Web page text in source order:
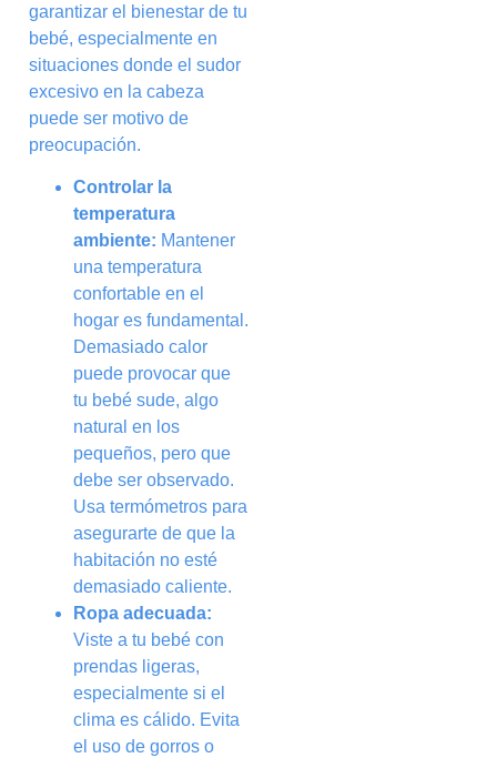
garantizar el bienestar de tu
bebé, especialmente en
situaciones donde el sudor
excesivo en la cabeza
puede ser motivo de
preocupación.
Controlar la
temperatura
ambiente: Mantener
una temperatura
confortable en el
hogar es fundamental.
Demasiado calor
puede provocar que
tu bebé sude, algo
natural en los
pequeños, pero que
debe ser observado.
Usa termómetros para
asegurarte de que la
habitación no esté
demasiado caliente.
Ropa adecuada:
Viste a tu bebé con
prendas ligeras,
especialmente si el
clima es cálido. Evita
el uso de gorros o